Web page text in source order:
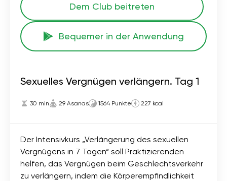
Dem Club beitreten
Bequemer in der Anwendung
Sexuelles Vergnügen verlängern. Tag 1
30 min 29 Asanas 1564 Punkte 227 kcal
Der Intensivkurs „Verlängerung des sexuellen
Vergnügens in 7 Tagen“ soll Praktizierenden
helfen, das Vergnügen beim Geschlechtsverkehr
zu verlängern, indem die Körperempfindlichkeit